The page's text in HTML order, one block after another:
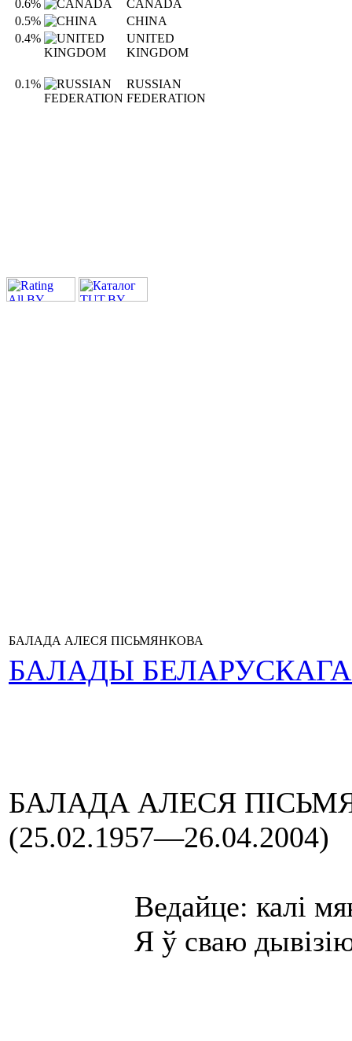
0.6%
CANADA
0.5%
CHINA
0.4%
UNITED
KINGDOM
0.1%
RUSSIAN
FEDERATION
БАЛАДА АЛЕСЯ ПІСЬМЯНКОВА
БАЛАДЫ
БАЛАДА АЛЕСЯ
(25.02.1957—26.04.2004)
Ведайце: калі
Я ў сваю дывізію